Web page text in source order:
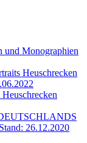
und Monographien
Heuschrecken
26.12.2020